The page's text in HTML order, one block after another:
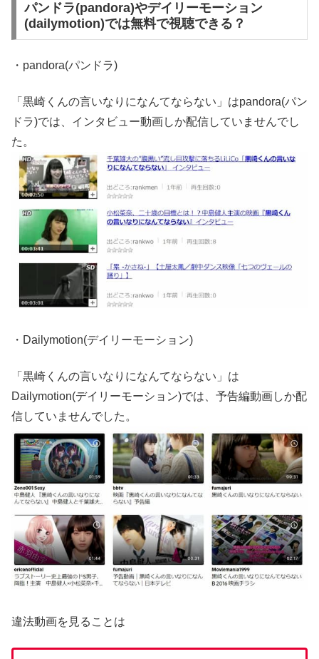
パンドラ(pandora)やデイリーモーション
(dailymotion)では無料で視聴できる？
・pandora(パンドラ)
「黒崎くんの言いなりになんてならない」はpandora(パン
ドラ)では、インタビュー動画しか配信していませんでし
た。
・Dailymotion(デイリーモーション)
「黒崎くんの言いなりになんてならない」は
Dailymotion(デイリーモーション)では、予告編動画しか配
信していませんでした。
違法動画を見ることは